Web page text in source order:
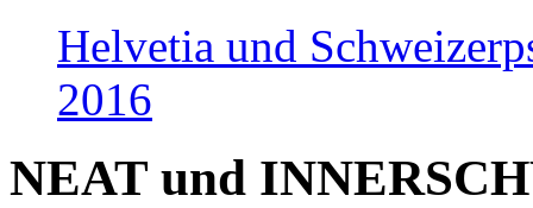
Helvetia und
2016
NEAT und